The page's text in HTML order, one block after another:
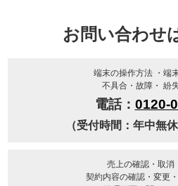
お問い合わせ
端末の操作⽅法 ・端
不具合・故障・ 紛
電話： 0120-
（受付時間：年中無
売上の確認・取消
契約内容の確認・変更